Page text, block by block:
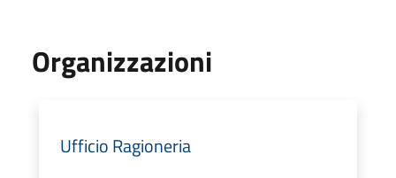
Organizzazioni
Ufficio Ragioneria